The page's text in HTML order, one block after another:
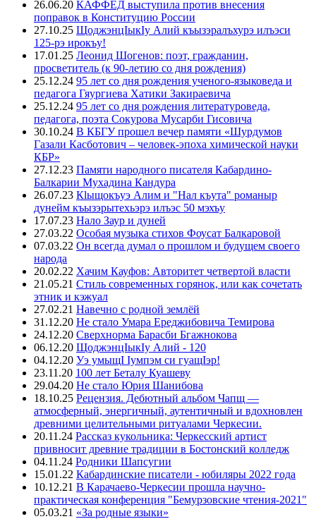
26.06.20 КАФФЕД выступила против внесения
поправок в Конституцию России
27.10.25 ЩоджэнцIыкIу Алий къызэралъхурэ илъэси
125-рэ ирокъу!
17.01.25 Леонид Шогенов: поэт, гражданин,
просветитель (к 90-летию со дня рождения)
25.12.24 95 лет со дня рождения ученого-языковеда и
педагога Гяургиева Хатики Закираевича
25.12.24 95 лет со дня рождения литературоведа,
педагога, поэта Сокурова Мусарби Гисовича
30.10.24 В КБГУ прошел вечер памяти «Шурдумов
Газали Касботович – человек-эпоха химической науки
КБР»
27.12.23 Памяти народного писателя Кабардино-
Балкарии Мухадина Кандура
26.07.23 Кlыщокъуэ Алим и "Нал къута" романыр
дунейм къызэрытехьэрэ илъэс 50 мэхъу
17.07.23 Нало Заур и дуней
27.03.22 Особая музыка стихов Фоусат Балкаровой
07.03.22 Он всегда думал о прошлом и будущем своего
народа
20.02.22 Хачим Кауфов: Авторитет четвертой власти
21.05.21 Стиль современных горянок, или как сочетать
этник и кэжуал
27.02.21 Навечно с родной землёй
31.12.20 Не стало Умара Ереджибовича Темирова
24.12.20 Сверхнорма Барасби Бгажнокова
06.12.20 ЩоджэнцIыкIу Алий - 120
04.12.20 Уэ умыщI Iумпэм си гуащIэр!
23.11.20 100 лет Беталу Куашеву
29.04.20 Не стало Юрия Шанибова
18.10.25 Рецензия. Дебютный альбом Чапщ —
атмосферный, энергичный, аутентичный и вдохновлен
древними целительными ритуалами Черкесии.
20.11.24 Рассказ кукольника: Черкесский артист
привносит древние традиции в Бостонский колледж
04.11.24 Родники Шапсугии
15.01.22 Кабардинские писатели - юбиляры 2022 года
10.12.21 В Карачаево-Черкесии прошла научно-
практическая конференция "Бемурзовские чтения-2021"
05.03.21 «За родные языки»